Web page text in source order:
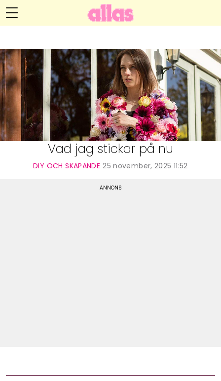
Hälsa
Relationer
Handarbete
Anna María Larssons blogg
Hem
Om Anna María
Kategorier
Arkiv
Kontakt
Vad jag stickar på nu
DIY OCH SKAPANDE 25 november, 2025 11:52